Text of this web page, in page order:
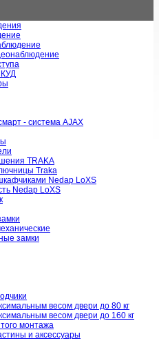
- система AJAX
TRAKA
Traka
Nedap LoXS
Nedap LoXS
замки
весом двери до 80 кг
весом двери до 160 кг
монтажа
и аксессуары